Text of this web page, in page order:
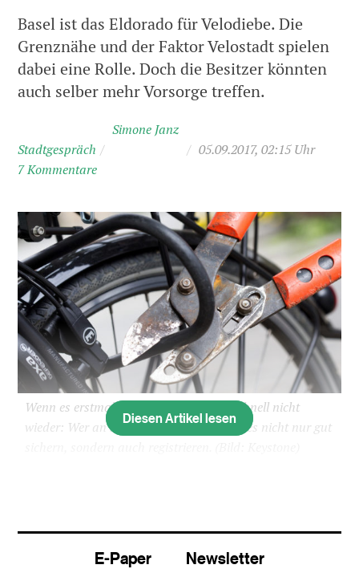
Basel ist das Eldorado für Velodiebe. Die
Grenznähe und der Faktor Velostadt spielen
dabei eine Rolle. Doch die Besitzer könnten
auch selber mehr Vorsorge treffen.
Stadtgespräch /
Simone Janz
/ 05.09.2017, 02:15 Uhr
7 Kommentare
Wenn es erstmal weg ist, kommt es so schnell nicht
wieder: Wer an seinem Velo hängt, sollte es nicht nur gut
einzuprägen, wo man sein Gefährt abgestellt hat.
Doch irgendwann muss man einsehen: Das
Gefährt ist weg, von Langfingern abtransportiert.
Diesen Artikel lesen
E-Paper Newsletter